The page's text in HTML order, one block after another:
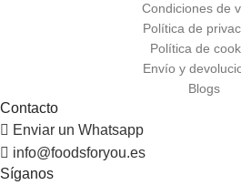
Condiciones de
Política de
Política de
Envío y
Blogs
Contacto
Enviar un Whatsapp
info@foodsforyou.es
Síganos